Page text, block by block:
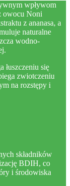
wpływom
owocu Noni
z ananasa, a
naturalne
wodno-
łuszczeniu się
zwiotczeniu
na rozstępy i
składników
BDIH, co
i środowiska